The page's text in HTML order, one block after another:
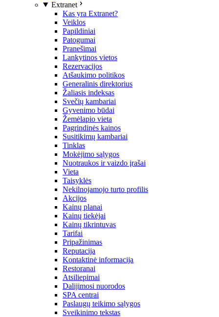
Extranet
Kas yra Extranet?
Veiklos
Papildiniai
Patogumai
Pranešimai
Lankytinos vietos
Rezervacijos
Atšaukimo politikos
Generalinis direktorius
Žaliasis indeksas
Svečių kambariai
Gyvenimo būdai
Žemėlapio vieta
Pagrindinės kainos
Susitikimų kambariai
Tinklas
Mokėjimo sąlygos
Nuotraukos ir vaizdo įrašai
Vieta
Taisyklės
Nekilnojamojo turto profilis
Akcijos
Kainų planai
Kainų tiekėjai
Kainų tikrintuvas
Tarifai
Pripažinimas
Reputacija
Kontaktinė informacija
Restoranai
Atsiliepimai
Dalijimosi nuorodos
SPA centrai
Paslaugų teikimo sąlygos
Sveikinimo tekstas